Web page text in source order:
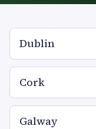
Dublin
Cork
Galway